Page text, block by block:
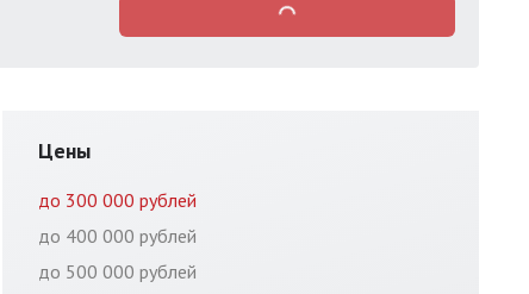
Цены
до 300 000 рублей
до 400 000 рублей
до 500 000 рублей